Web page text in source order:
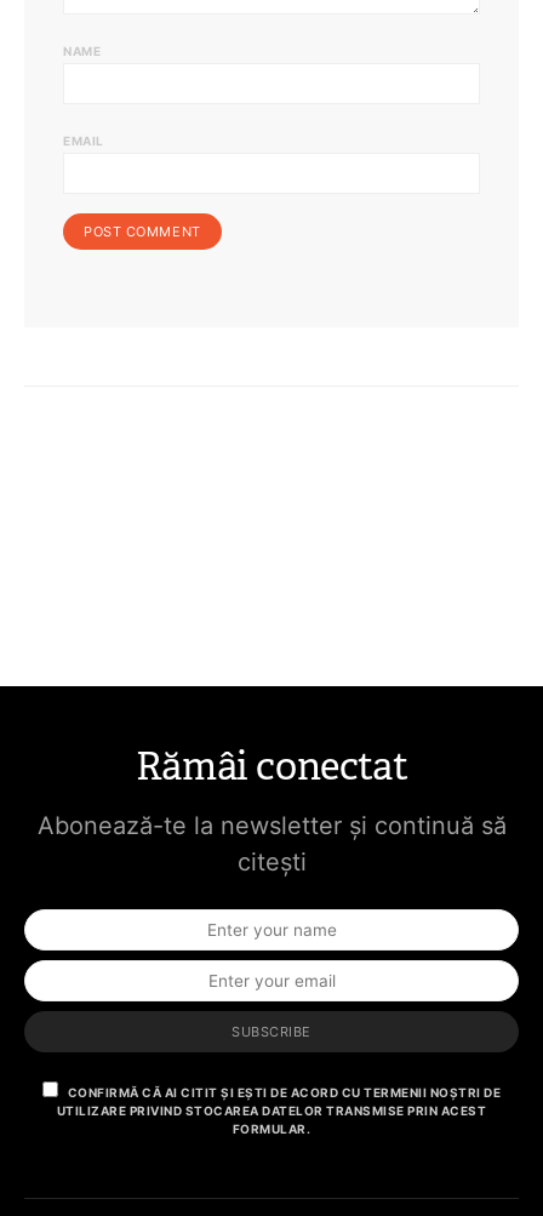
NAME
EMAIL
Rămâi conectat
Abonează-te la newsletter și continuă să
citești
SUBSCRIBE
CONFIRMĂ CĂ AI CITIT ȘI EȘTI DE ACORD CU TERMENII NOȘTRI DE
UTILIZARE PRIVIND STOCAREA DATELOR TRANSMISE PRIN ACEST
FORMULAR.